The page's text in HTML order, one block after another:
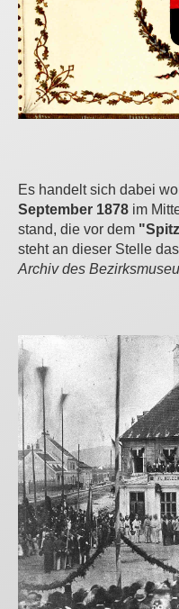
Es handelt sich dabei
September 1878 im
stand, die vor dem
steht an dieser Stelle
Archiv des